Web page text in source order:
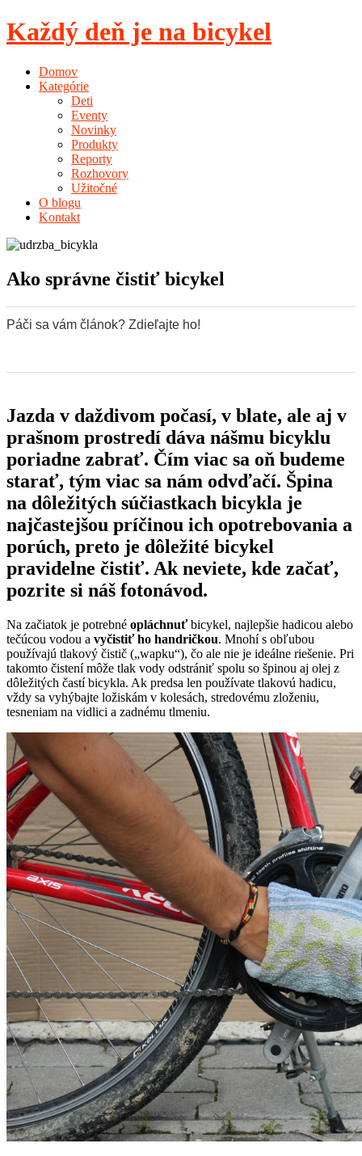
Každý deň je na bicykel
Domov
Kategórie
Deti
Eventy
Novinky
Produkty
Reporty
Rozhovory
Užitočné
O blogu
Kontakt
Ako správne čistiť bicykel
Páči sa vám článok? Zdieľajte ho!
Jazda v daždivom počasí, v blate, ale aj v
prašnom prostredí dáva nášmu bicyklu
poriadne zabrať. Čím viac sa oň budeme
starať, tým viac sa nám odvďačí. Špina
na dôležitých súčiastkach bicykla je
najčastejšou príčinou ich opotrebovania a
porúch, preto je dôležité bicykel
pravidelne čistiť. Ak neviete, kde začať,
pozrite si náš fotonávod.
Na začiatok je potrebné opláchnuťbicykel, najlepšie hadicou alebo
tečúcou vodou a vyčistiť ho handričkou. Mnohí s obľubou
používajú tlakový čistič („wapku“), čo ale nie je ideálne riešenie. Pri
takomto čistení môže tlak vody odstrániť spolu so špinou aj olej z
dôležitých častí bicykla. Ak predsa len používate tlakovú hadicu,
vždy sa vyhýbajte ložiskám v kolesách, stredovému zloženiu,
tesneniam na vidlici a zadnému tlmeniu.